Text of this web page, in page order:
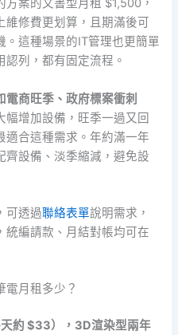
案的文書型月租 $1,500，
修費更划算，且期滿後可
。這種場景的IT管理也更簡單
列，都有固定流程。
商旺季、政府標案衝刺
幅增加設備，旺季一過又回
適合這種需求。年約滿一年
齊設備、淡季縮減，避免設
可透過聯絡表單說明需求，
統編請款、月結對帳均可在
電月租多少？
約 $33），3D渲染型兩年